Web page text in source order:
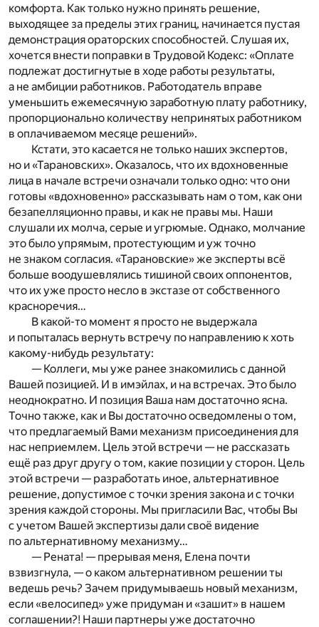
комфорта. Как только нужно принять решение,
выходящее за пределы этих границ, начинается пустая
демонстрация ораторских способностей. Слушая их,
хочется внести поправки в Трудовой Кодекс: «Оплате
подлежат достигнутые в ходе работы результаты,
а не амбиции работников. Работодатель вправе
уменьшить ежемесячную заработную плату работнику,
пропорционально количеству непринятых работником
в оплачиваемом месяце решений».
Кстати, это касается не только наших экспертов,
но и «Тарановских». Оказалось, что их вдохновенные
лица в начале встречи означали только одно: что они
готовы «вдохновенно» рассказывать нам о том, как они
безапелляционно правы, и как не правы мы. Наши
слушали их молча, серые и угрюмые. Однако, молчание
это было упрямым, протестующим и уж точно
не знаком согласия. «Тарановские» же эксперты всё
больше воодушевлялись тишиной своих оппонентов,
что их уже просто несло в экстазе от собственного
красноречия…
В какой-то момент я просто не выдержала
и попыталась вернуть встречу по направлению к хоть
какому-нибудь результату:
— Коллеги, мы уже ранее знакомились с данной
Вашей позицией. И в имэйлах, и на встречах. Это было
неоднократно. И позиция Ваша нам достаточно ясна.
Точно также, как и Вы достаточно осведомлены о том,
что предлагаемый Вами механизм присоединения для
нас неприемлем. Цель этой встречи — не рассказать
ещё раз друг другу о том, какие позиции у сторон. Цель
этой встречи — разработать иное, альтернативное
решение, допустимое с точки зрения закона и с точки
зрения каждой стороны. Мы пригласили Вас, чтобы Вы
с учетом Вашей экспертизы дали своё видение
по альтернативному механизму…
— Рената! — прерывая меня, Елена почти
взвизгнула, — о каком альтернативном решении ты
ведешь речь? Зачем придумываешь новый механизм,
если «велосипед» уже придуман и «зашит» в нашем
соглашении?! Наши партнеры уже достаточно